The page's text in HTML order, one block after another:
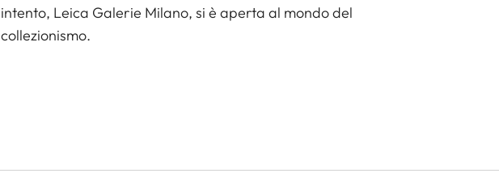
intento, Leica Galerie Milano, si è aperta al mondo del
collezionismo.